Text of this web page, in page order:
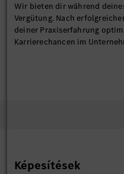
Wir bieten dir während
Vergütung. Nach
deiner Praxiserfahrung
Karrierechancen im
Képesítések